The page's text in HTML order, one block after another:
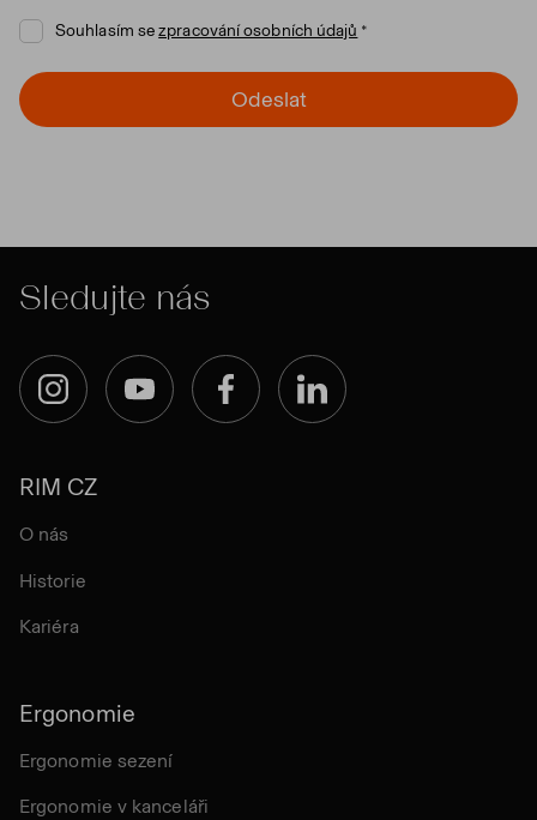
Souhlasím sezpracování osobních údajů
Odeslat
Sledujte nás
InstagramYouTube FacebookLinkedIn
RIM CZ
O nás
Historie
Kariéra
Ergonomie
Ergonomie sezení
Ergonomie v kanceláři